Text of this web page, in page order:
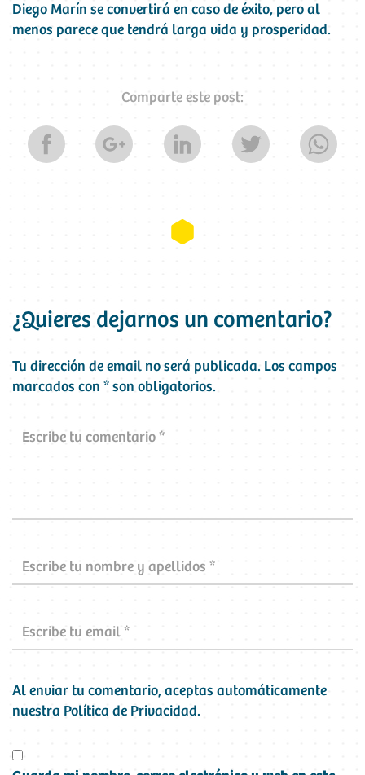
Diego Marín se convertirá en caso de éxito, pero al
menos parece que tendrá larga vida y prosperidad.
Comparte este post:
¿Quieres dejarnos un comentario?
Tu dirección de email no será publicada. Los campos
marcados con * son obligatorios.
Al enviar tu comentario, aceptas automáticamente
nuestra Política de Privacidad.